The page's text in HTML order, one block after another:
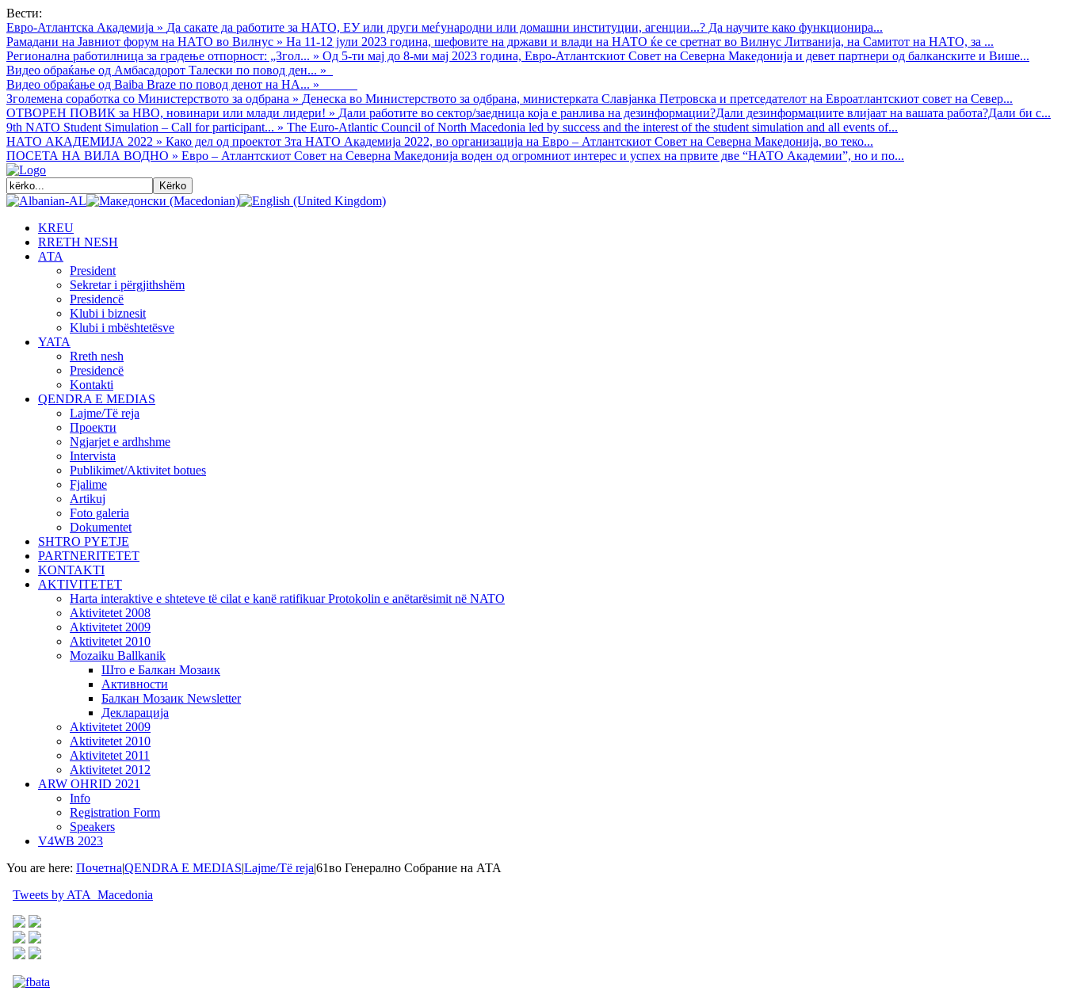
Вести:
Евро-Атлантска Академија » Да сакате да работите за НАТО, ЕУ или други меѓународни или домашни институции, агенции...? Да научите како функционира...
Рамадани на Јавниот форум на НАТО во Вилнус » На 11-12 јули 2023 година, шефовите на држави и влади на НАТО ќе се сретнат во Вилнус Литванија, на Самитот на НАТО, за ...
Регионална работилница за градење отпорност: „Згол... » Од 5-ти мај до 8-ми мај 2023 година, Евро-Атлантскиот Совет на Северна Македонија и девет партнери од балканските и Више...
Видео обраќањe од Амбасадорот Талески по повод ден... »
Видео обраќање од Baiba Braze по повод денот на НА... »
Зголемена соработка со Министерството за одбрана » Денеска во Министерството за одбрана, министерката Славјанка Петровска и претседателот на Евроатлантскиот совет на Север...
ОТВОРЕН ПОВИК за НВО, новинари или млади лидери! » Дали работите во сектор/заедница која е ранлива на дезинформации?Дали дезинформациите влијаат на вашата работа?Дали би с...
9th NATO Student Simulation – Call for participant... » The Euro-Atlantic Council of North Macedonia led by success and the interest of the student simulation and all events of...
НАТО АКАДЕМИЈА 2022 » Како дел од проектот 3та НАТО Академија 2022, во организација на Евро – Атлантскиот Совет на Северна Македонија, во теко...
ПОСЕТА НА ВИЛА ВОДНО » Евро – Атлантскиот Совет на Северна Македонија воден од огромниот интерес и успех на првите две “НАТО Академии”, но и по...
KREU
RRETH NESH
АТА
President
Sekretar i përgjithshëm
Presidencë
Klubi i biznesit
Klubi i mbështetësve
YATA
Rreth nesh
Presidencë
Kontakti
QENDRA E MEDIAS
Lajme/Të reja
Проекти
Ngjarjet e ardhshme
Intervista
Publikimet/Aktivitet botues
Fjalime
Artikuj
Foto galeria
Dokumentet
SHTRO PYETJE
PARTNERITETET
KONTAKTI
AKTIVITETET
Harta interaktive e shteteve të cilat e kanë ratifikuar Protokolin e anëtarësimit në NATO
Aktivitetet 2008
Aktivitetet 2009
Aktivitetet 2010
Mozaiku Ballkanik
Што е Балкан Мозаик
Активности
Балкан Мозаик Newsletter
Декларација
Aktivitetet 2009
Aktivitetet 2010
Aktivitetet 2011
Aktivitetet 2012
ARW OHRID 2021
Info
Registration Form
Speakers
V4WB 2023
You are here: Почетна|QENDRA E MEDIAS|Lajme/Të reja|61во Генерално Собрание на АТА
Tweets by ATA_Macedonia